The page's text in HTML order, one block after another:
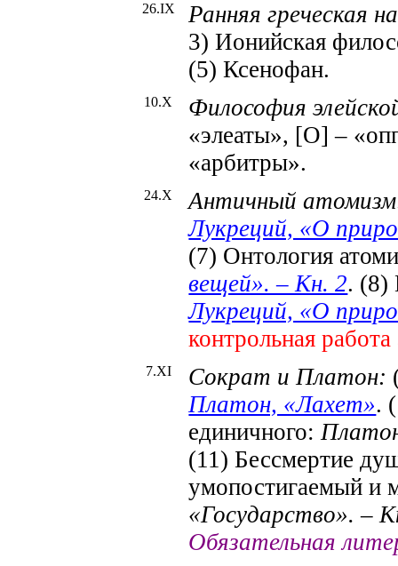
26.IX
Ранняя греческая
3) Ионийская
(5) Ксенофан.
10.X
Философия
«элеаты», [О] –
«арбитры».
24.X
Античный
Лукреций, «О
(7) Онтология
вещей». – Кн. 2. (8)
Лукреций, «О
контрольная работа
7.XI Сократ и Платон:
Платон, «Лахет».
единичного:
(11) Бессмертие
умопостигаемый
«Государство». –
Обязательная